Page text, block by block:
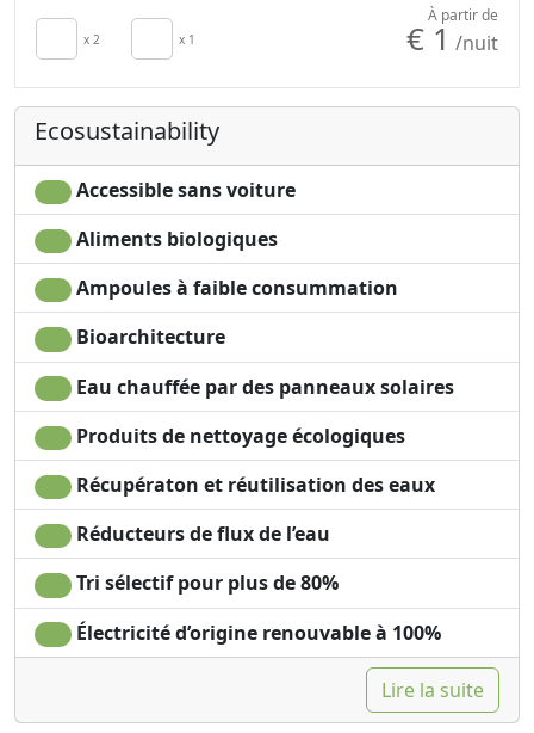
x 2 x 1
À partir de
€ 1 /nuit
Ecosustainability
Accessible sans voiture
Aliments biologiques
Ampoules à faible consummation
Bioarchitecture
Eau chauffée par des panneaux solaires
Produits de nettoyage écologiques
Récupératon et réutilisation des eaux
Réducteurs de flux de l’eau
Tri sélectif pour plus de 80%
Électricité d’origine renouvable à 100%
Lire la suite